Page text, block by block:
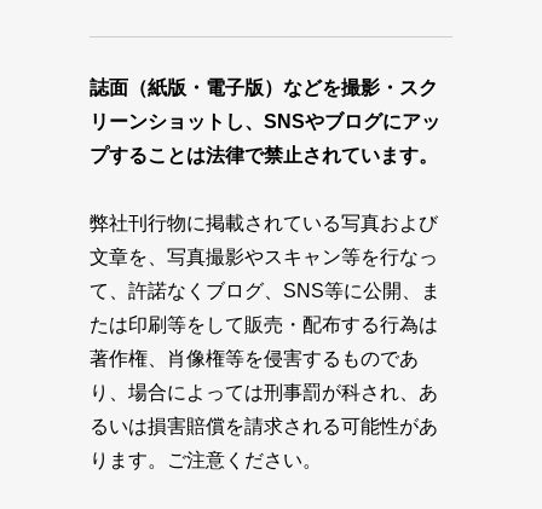
誌面（紙版・電子版）などを撮影・スク
リーンショットし、SNSやブログにアッ
プすることは法律で禁止されています。
弊社刊行物に掲載されている写真および
文章を、写真撮影やスキャン等を行なっ
て、許諾なくブログ、SNS等に公開、ま
たは印刷等をして販売・配布する行為は
著作権、肖像権等を侵害するものであ
り、場合によっては刑事罰が科され、あ
るいは損害賠償を請求される可能性があ
ります。ご注意ください。